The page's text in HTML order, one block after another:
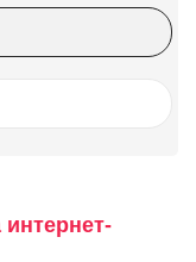
интернет-